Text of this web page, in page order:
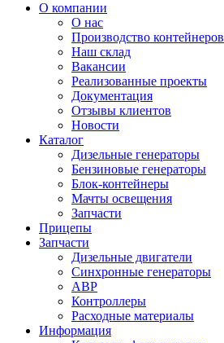
О компании
О нас
Производство контейнеров
Наш склад
Вакансии
Реализованные проекты
Документация
Отзывы клиентов
Новости
Каталог
Дизельные генераторы
Бензиновые генераторы
Блок-контейнеры
Мачты освещения
Запчасти
Прицепы
Запчасти
Дизельные двигатели
Синхронные генераторы
АВР
Контроллеры
Расходные материалы
Информация